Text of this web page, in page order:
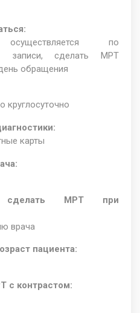
осуществляется по
записи, сделать МРТ
обращения
круглосуточно
карты
МРТ при
врача
пациента:
с контрастом: